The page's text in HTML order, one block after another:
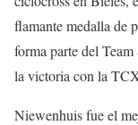
flamante medalla de
forma parte del
la victoria con la
Niewenhuis fue el